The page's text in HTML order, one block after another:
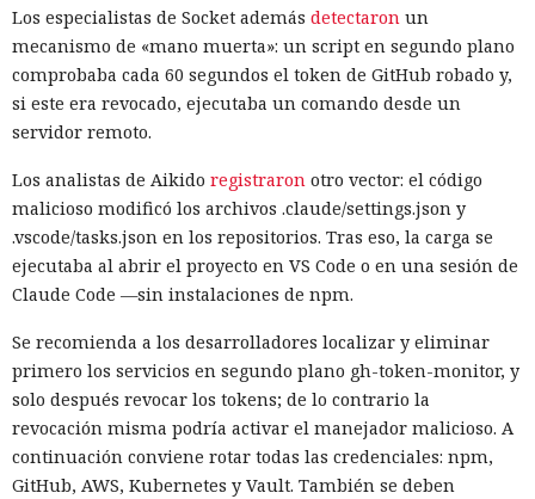
Los especialistas de Socket además detectaron un
mecanismo de «mano muerta»: un script en segundo plano
comprobaba cada 60 segundos el token de GitHub robado y,
si este era revocado, ejecutaba un comando desde un
servidor remoto.
Los analistas de Aikido registraron otro vector: el código
malicioso modificó los archivos .claude/settings.json y
.vscode/tasks.json en los repositorios. Tras eso, la carga se
ejecutaba al abrir el proyecto en VS Code o en una sesión de
Claude Code —sin instalaciones de npm.
Se recomienda a los desarrolladores localizar y eliminar
primero los servicios en segundo plano gh-token-monitor, y
solo después revocar los tokens; de lo contrario la
revocación misma podría activar el manejador malicioso. A
continuación conviene rotar todas las credenciales: npm,
GitHub, AWS, Kubernetes y Vault. También se deben